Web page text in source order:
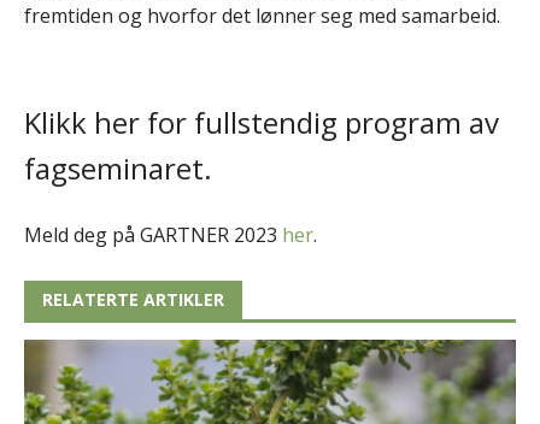
fremtiden og hvorfor det lønner seg med samarbeid.
Klikk her for fullstendig program av
fagseminaret.
Meld deg på GARTNER 2023 her.
RELATERTE ARTIKLER